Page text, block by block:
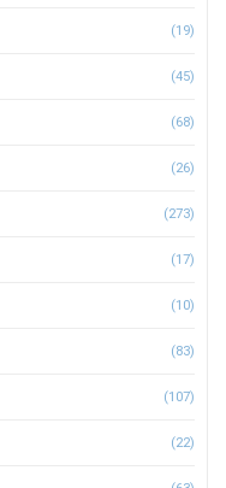
(19)
(45)
(68)
(26)
(273)
(17)
(10)
(83)
(107)
(22)